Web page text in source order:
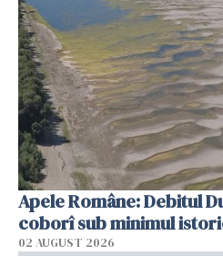
Apele Române: Debitul
coborî sub minimul
02 AUGUST 2026